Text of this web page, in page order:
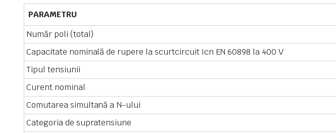
PARAMETRU
Număr poli (total)
Capacitate nominală de rupere la scurtcircuit Icn EN 60898 la 400 V
Tipul tensiunii
Curent nominal
Comutarea simultană a N-ului
Categoria de supratensiune